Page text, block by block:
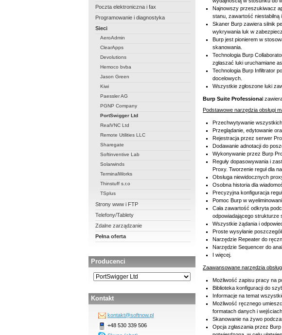
Poczta elektroniczna i fax
Programowanie i diagnostyka
Sieci
AeroAdmin
ClearApps
Devolutions
Hemoco bvba
Jason Green
Kiwi
Paessler AG
PGNP Company
PortSwigger Ltd
RealVNC Ltd
Remote Utilities LLC
Sharegate
Softinventive Lab
Solarwinds
TerminalWorks
Thinstuff s.r.o
TSplus
Strony www i FTP
Telefony/Tablety
Zdalne zarządzanie
Pełna oferta
Producenci
Kontakt
kontakt@softnow.pl
+48 530 339 506
Najnowszy przeszukiwacz
stanu, zawartość niestabilną
Skaner Burp zawiera silnik
wykrywania luk w
Burp jest pionierem w
skanowania.
Technologia Burp
zgłaszać luki uruchamiane
Technologia Burp Infiltrator
docelowych.
Wszystkie zgłoszone luki
Burp Suite Professional
Podstawowe narzędzia obsługi
Przechwytywanie
Przeglądanie, edytowanie
Rejestracja przez serwer
Dodawanie adnotacji do
Wykonywanie przez Burp
Reguły dopasowywania i
Proxy. Tworzenie reguł dla
Obsługa niewidocznych
Osobna historia dla
Precyzyjna konfiguracja
Pomoc Burp w
Cała zawartość odkryta
odpowiadającego strukturze
Wszystkie żądania i
Proste wysyłanie
Narzędzie Repeater do
Narzędzie Sequencer do
I więcej.
Zaawansowane narzędzia
Możliwość zapisu pracy na
Biblioteka konfiguracji do
Informacje na temat
Możliwość ręcznego
formatach danych i wejściach.
Skanowanie na żywo
Opcja zgłaszania przez